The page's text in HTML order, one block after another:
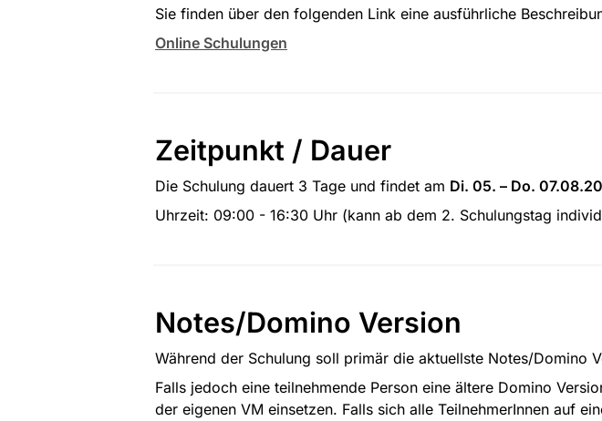
Sie finden über den folgenden Link eine ausführliche
Online Schulungen
Zeitpunkt / Dauer
Die Schulung dauert 3 Tage und findet am Di. 05. – Do.
Uhrzeit: 09:00 - 16:30 Uhr (kann ab dem 2. Schulungstag
Notes/Domino Version
Während der Schulung soll primär die aktuellste Notes/Domino
Falls jedoch eine teilnehmende Person eine ältere Domino
der eigenen VM einsetzen. Falls sich alle TeilnehmerInnen auf